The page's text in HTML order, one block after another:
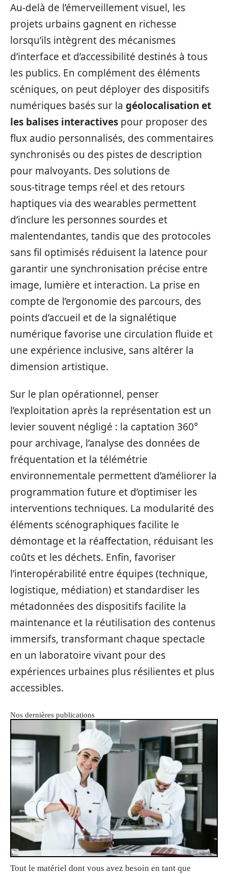
Au-delà de l’émerveillement visuel, les
projets urbains gagnent en richesse
lorsqu’ils intègrent des mécanismes
d’interface et d’accessibilité destinés à tous
les publics. En complément des éléments
scéniques, on peut déployer des dispositifs
numériques basés sur la géolocalisation et
les balises interactives pour proposer des
flux audio personnalisés, des commentaires
synchronisés ou des pistes de description
pour malvoyants. Des solutions de
sous‑titrage temps réel et des retours
haptiques via des wearables permettent
d’inclure les personnes sourdes et
malentendantes, tandis que des protocoles
sans fil optimisés réduisent la latence pour
garantir une synchronisation précise entre
image, lumière et interaction. La prise en
compte de l’ergonomie des parcours, des
points d’accueil et de la signalétique
numérique favorise une circulation fluide et
une expérience inclusive, sans altérer la
dimension artistique.
Sur le plan opérationnel, penser
l’exploitation après la représentation est un
levier souvent négligé : la captation 360°
pour archivage, l’analyse des données de
fréquentation et la télémétrie
environnementale permettent d’améliorer la
programmation future et d’optimiser les
interventions techniques. La modularité des
éléments scénographiques facilite le
démontage et la réaffectation, réduisant les
coûts et les déchets. Enfin, favoriser
l’interopérabilité entre équipes (technique,
logistique, médiation) et standardiser les
métadonnées des dispositifs facilite la
maintenance et la réutilisation des contenus
immersifs, transformant chaque spectacle
en un laboratoire vivant pour des
expériences urbaines plus résilientes et plus
accessibles.
Nos dernières publications
Tout le matériel dont vous avez besoin en tant que